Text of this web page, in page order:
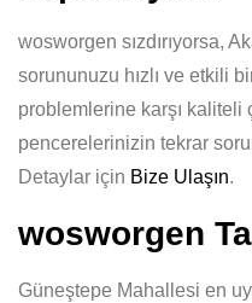
wosworgen sızdırıyorsa,
sorununuzu hızlı ve etkili
problemlerine karşı kaliteli
pencerelerinizin tekrar
Detaylar için Bize Ulaşın.
wosworgen
Güneştepe Mahallesi en